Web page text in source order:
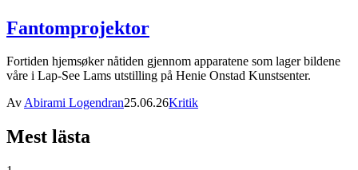
Fantomprojektor
Fortiden hjemsøker nåtiden gjennom apparatene som lager bildene
våre i Lap-See Lams utstilling på Henie Onstad Kunstsenter.
AvAbirami Logendran25.06.26Kritik
Mest lästa